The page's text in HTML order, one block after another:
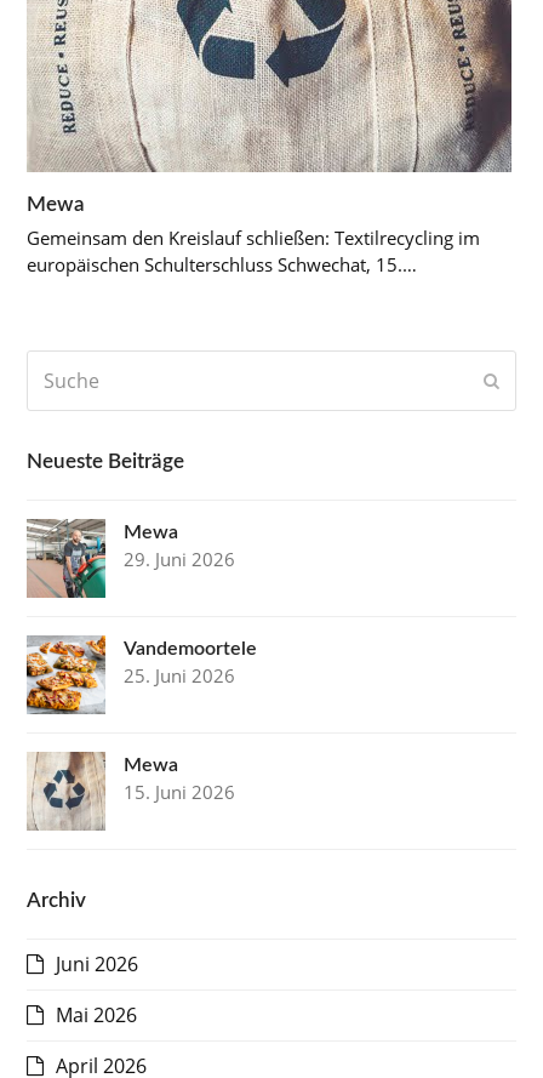
Mewa
Gemeinsam den Kreislauf schließen: Textilrecycling im
europäischen Schulterschluss Schwechat, 15.…
Neueste Beiträge
Mewa
29. Juni 2026
Vandemoortele
25. Juni 2026
Mewa
15. Juni 2026
Archiv
Juni 2026
Mai 2026
April 2026